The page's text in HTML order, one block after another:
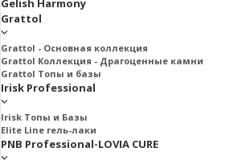
Gelish Harmony
Grattol
Grattol - Oснoвнaя коллекция
Grattol Коллекция - Драгоценные камни
Grattol Топы и базы
Irisk Professional
Irisk Топы и Базы
Elite Line гель-лаки
PNB Professional-LOVIA CURE